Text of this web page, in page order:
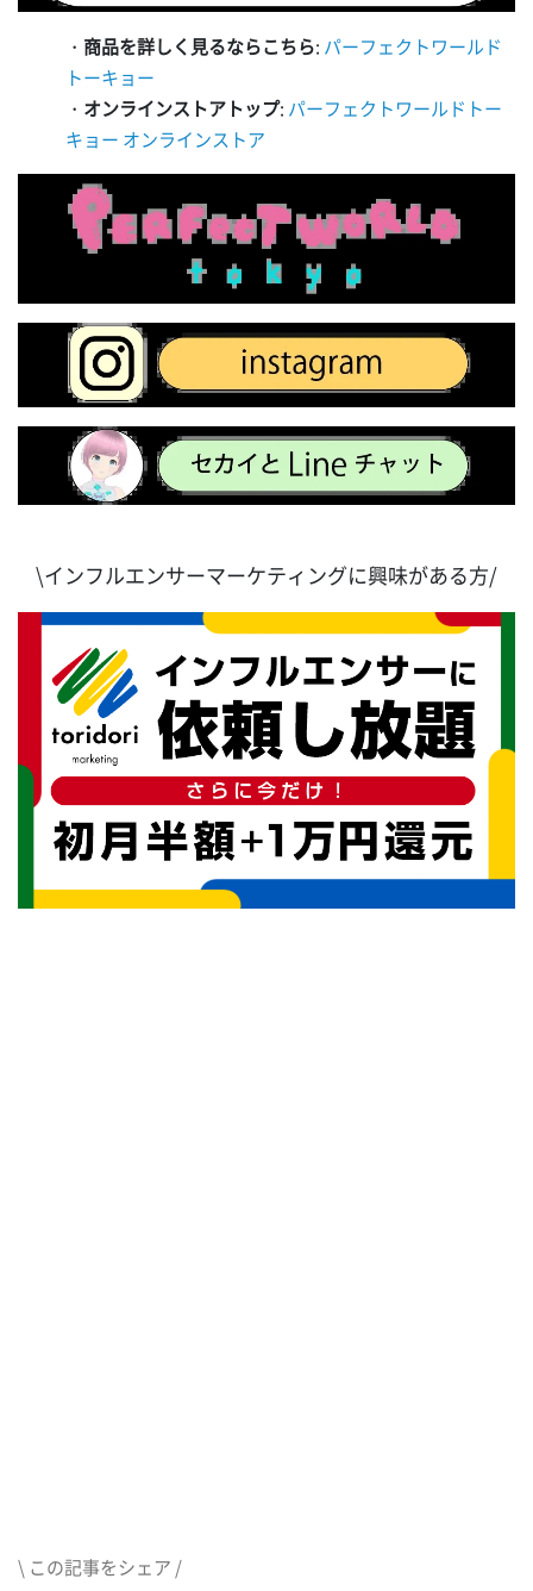
・ 商品を詳しく見るならこちら: パーフェクトワールド
トーキョー
・ オンラインストアトップ: パーフェクトワールドトー
キョー オンラインストア
\インフルエンサーマーケティングに興味がある方/
\ この記事をシェア /